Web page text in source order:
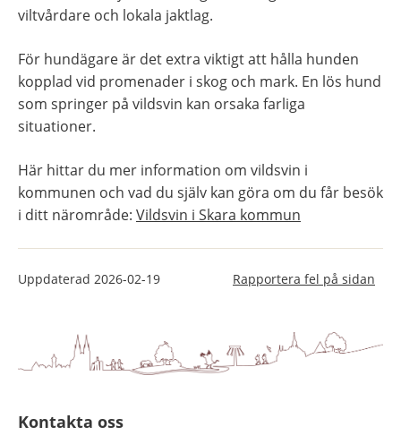
viltvårdare och lokala jaktlag.
För hundägare är det extra viktigt att hålla hunden
kopplad vid promenader i skog och mark. En lös hund
som springer på vildsvin kan orsaka farliga
situationer.
Här hittar du mer information om vildsvin i
kommunen och vad du själv kan göra om du får besök
i ditt närområde: Vildsvin i Skara kommun
Uppdaterad 2026-02-19 Rapportera fel på sidan
Kontakta oss